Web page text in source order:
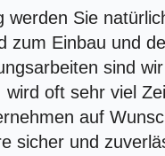
werden Sie
zum Einbau und
sind
wird oft sehr viel
auf
sicher und